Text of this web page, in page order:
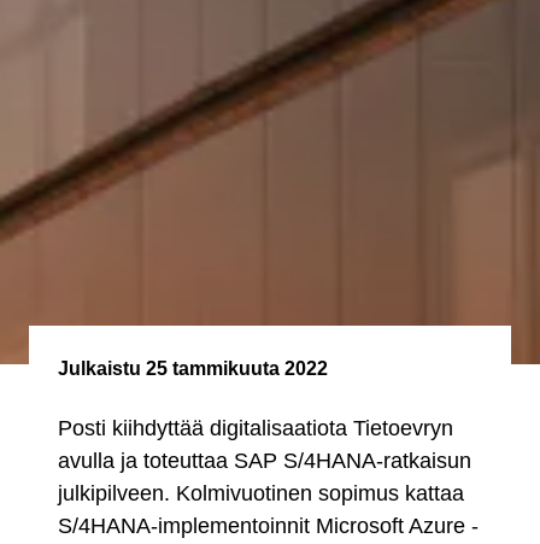
Julkaistu 25 tammikuuta 2022
Posti kiihdyttää digitalisaatiota Tietoevryn
avulla ja toteuttaa SAP S/4HANA-ratkaisun
julkipilveen. Kolmivuotinen sopimus kattaa
S/4HANA-implementoinnit Microsoft Azure -